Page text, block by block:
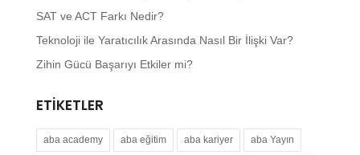
SAT ve ACT Farkı Nedir?
Teknoloji ile Yaratıcılık Arasında Nasıl Bir İlişki Var?
Zihin Gücü Başarıyı Etkiler mi?
ETIKETLER
aba academy aba eğitim aba kariyer aba Yayın